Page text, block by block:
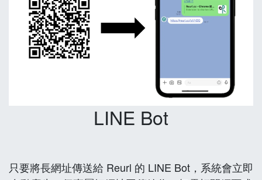
LINE Bot
只要將長網址傳送給 Reurl 的 LINE Bot，系統會立即